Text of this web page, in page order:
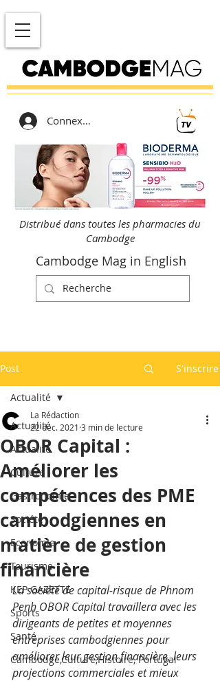
Connexion
Distribué dans toutes les pharmacies du
Cambodge
Cambodge Mag in English
Post S'inscrire
Actualité
Actualité
Culture
Gastronomie
Société
Economie
Tourisme
KEP GAZETTE
Sports
Santé
Cambodge,Culture,Histoire, Portugal
Actualité
OBOR Capital :
Améliorer les
compétences des PME
cambodgiennes en
matière de gestion
financière
La Rédaction
22 déc. 2021 3 min de lecture
La société de capital-risque de Phnom
Penh OBOR Capital travaillera avec les
dirigeants de petites et moyennes
entreprises cambodgiennes pour
améliorer leur gestion financière, leurs
projections commerciales et mieux